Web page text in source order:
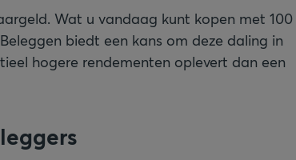
Wat u vandaag kunt kopen met 100
biedt een kans om deze daling in
hogere rendementen oplevert dan een